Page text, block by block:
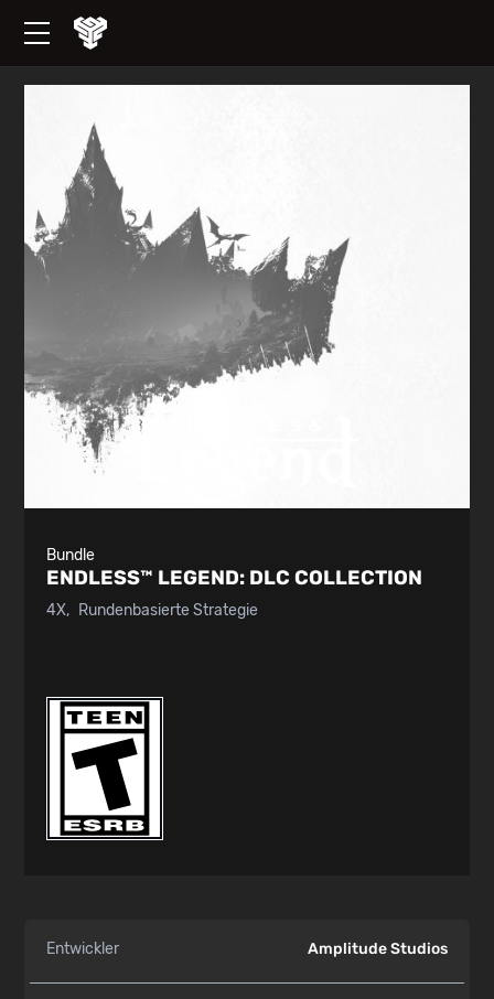
Bundle
ENDLESS™ LEGEND: DLC COLLECTION
4X Rundenbasierte Strategie
Entwickler Amplitude Studios